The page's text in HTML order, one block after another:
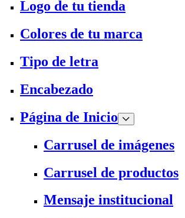
Logo de tu tienda
Colores de tu marca
Tipo de letra
Encabezado
Página de Inicio
Carrusel de imágenes
Carrusel de productos
Mensaje institucional